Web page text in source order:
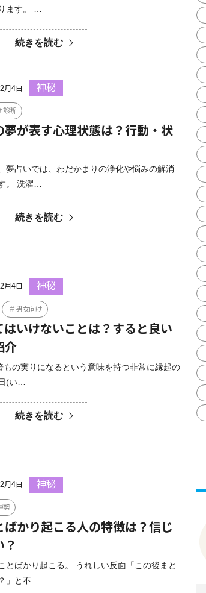
ます。 …
続きを読む
月4日 神秘
診断
夢が表す心理状態は？行動・状
夢占いでは、わだかまりの浄化や悩みの解消
。 洗濯…
続きを読む
月4日 神秘
男女向け
はいけないことは？すると良い
介
の実りになるという意味を持つ非常に縁起の
(い…
続きを読む
月4日 神秘
勢
ばかり起こる人の特徴は？信じ
？
とばかり起こる。 うれしい反面「この後まと
」と不…